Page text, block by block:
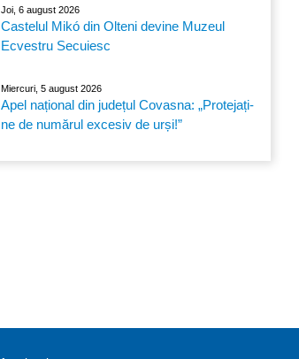
Joi, 6 august 2026
Castelul Mikó din Olteni devine Muzeul
Ecvestru Secuiesc
Miercuri, 5 august 2026
Apel național din județul Covasna: „Protejați-
ne de numărul excesiv de urși!”